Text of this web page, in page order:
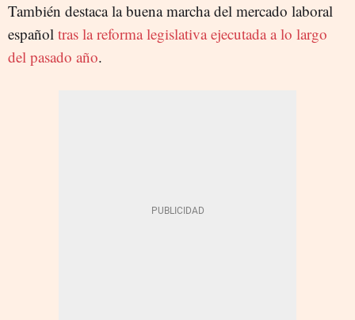
También destaca la buena marcha del mercado laboral
español tras la reforma legislativa ejecutada a lo largo
del pasado año.